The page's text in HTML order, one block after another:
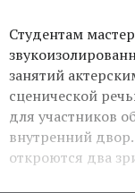
Студентам
занятий
сценической
для участников
внутренний
откроются два